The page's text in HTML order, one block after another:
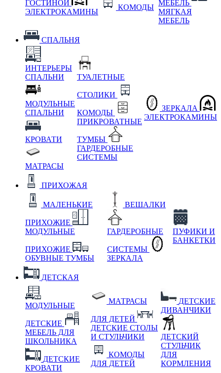
ГОСТИНОЙ
ЭЛЕКТРОКАМИНЫ
КОМОДЫ
МЕБЕЛЬ
МЯГКАЯ
МЕБЕЛЬ
СПАЛЬНЯ
ИНТЕРЬЕРЫ
СПАЛЬНИ
МОДУЛЬНЫЕ
СПАЛЬНИ
КРОВАТИ
МАТРАСЫ
ТУАЛЕТНЫЕ
СТОЛИКИ
КОМОДЫ
ПРИКРОВАТНЫЕ
ТУМБЫ
ГАРДЕРОБНЫЕ
СИСТЕМЫ
ЗЕРКАЛА
ЭЛЕКТРОКАМИНЫ
ПРИХОЖАЯ
МАЛЕНЬКИЕ
ПРИХОЖИЕ
МОДУЛЬНЫЕ
ПРИХОЖИЕ
ОБУВНЫЕ ТУМБЫ
ВЕШАЛКИ
ГАРДЕРОБНЫЕ
СИСТЕМЫ
ЗЕРКАЛА
ПУФИКИ И
БАНКЕТКИ
ДЕТСКАЯ
МОДУЛЬНЫЕ
ДЕТСКИЕ
МЕБЕЛЬ ДЛЯ
ШКОЛЬНИКА
ДЕТСКИЕ
КРОВАТИ
МАТРАСЫ
ДЛЯ ДЕТЕЙ
ДЕТСКИЕ СТОЛЫ
И СТУЛЬЧИКИ
КОМОДЫ
ДЛЯ ДЕТЕЙ
ДЕТСКИЕ
ДИВАНЧИКИ
ДЕТСКИЙ
СТУЛЬЧИК
ДЛЯ
КОРМЛЕНИЯ